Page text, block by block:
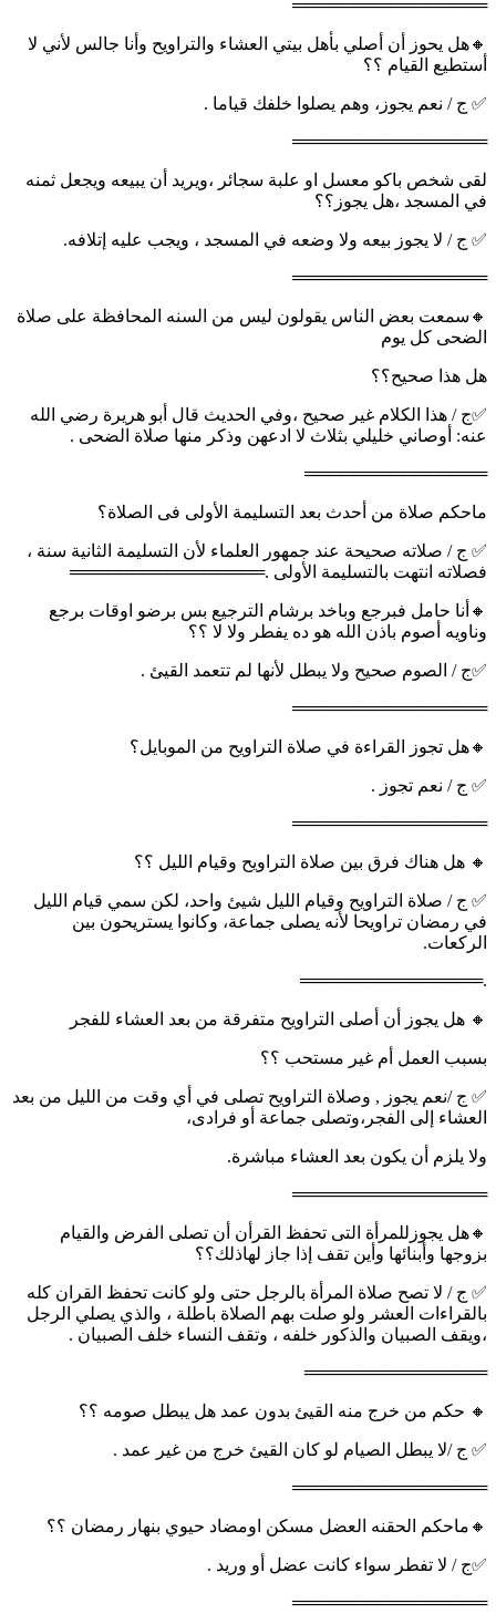
════════════════
🔸هل يحوز أن أصلي بأهل بيتي العشاء والتراويح وأنا جالس لأني لا
أستطيع القيام ؟؟
✅ ج / نعم يجوز، وهم يصلوا خلفك قياما .
════════════════
لقى شخص باكو معسل او علبة سجائر ،ويريد أن يبيعه ويجعل ثمنه
في المسجد ،هل يجوز؟؟
✅ ج / لا يجوز بيعه ولا وضعه في المسجد ، ويجب عليه إتلافه.
════════════════
🔸سمعت بعض الناس يقولون ليس من السنه المحافظة على صلاة
الضحى كل يوم
هل هذا صحيح؟؟
✅ج / هذا الكلام غير صحيح ،وفي الحديث قال أبو هريرة رضي الله
عنه: أوصاني خليلي بثلاث لا ادعهن وذكر منها صلاة الضحى .
═══════════════
ماحكم صلاة من أحدث بعد التسليمة الأولى فى الصلاة؟
✅ ج / صلاته صحيحة عند جمهور العلماء لأن التسليمة الثانية سنة ،
فصلاته انتهت بالتسليمة الأولى .════════════════
🔸أنا حامل فبرجع وباخد برشام الترجيع بس برضو اوقات برجع
وناويه أصوم باذن الله هو ده يفطر ولا لا ؟؟
✅ج / الصوم صحيح ولا يبطل لأنها لم تتعمد القيئ .
════════════════
🔸هل تجوز القراءة في صلاة التراويح من الموبايل؟
✅ ج / نعم تجوز .
════════════════
🔸 هل هناك فرق بين صلاة التراويح وقيام الليل ؟؟
✅ ج / صلاة التراويح وقيام الليل شيئ واحد، لكن سمي قيام الليل
في رمضان تراويحا لأنه يصلى جماعة، وكانوا يستريحون بين
الركعات.
.═══════════════
🔸 هل يجوز أن أصلى التراويح متفرقة من بعد العشاء للفجر
بسبب العمل أم غير مستحب ؟؟
✅ ج /نعم يجوز , وصلاة التراويح تصلى في أي وقت من الليل من بعد
العشاء إلى الفجر،وتصلى جماعة أو فرادى،
ولا يلزم أن يكون بعد العشاء مباشرة.
════════════════
🔸هل يجوزللمرأة التى تحفظ القرأن أن تصلى الفرض والقيام
بزوجها وأبنائها وأين تقف إذا جاز لهاذلك؟؟
✅ ج / لا تصح صلاة المرأة بالرجل حتى ولو كانت تحفظ القران كله
بالقراءات العشر ولو صلت بهم الصلاة باطلة ، والذي يصلي الرجل
،ويقف الصبيان والذكور خلفه ، وتقف النساء خلف الصبيان .
═══════════════
🔸 حكم من خرج منه القيئ بدون عمد هل يبطل صومه ؟؟
✅ ج /لا يبطل الصيام لو كان القيئ خرج من غير عمد .
════════════════
🔸ماحكم الحقنه العضل مسكن اومضاد حيوي بنهار رمضان ؟؟
✅ج / لا تفطر سواء كانت عضل أو وريد .
════════════════